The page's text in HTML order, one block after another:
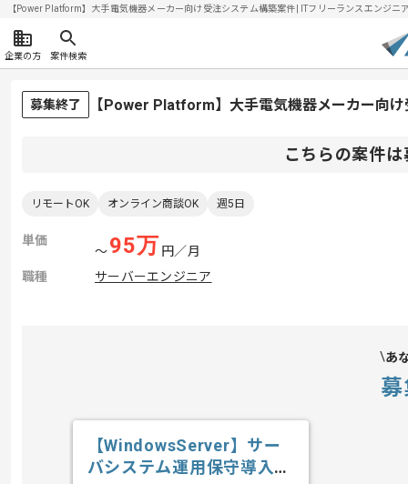
【Power Platform】大手電気機器メーカー向け受注システム構築案件| ITフリーランスエンジ
企業の方 案件検索
募集終了 【Power Platform】大手電気機器メーカー向
こちらの案件
リモートOK オンライン商談OK 週5日
単価
〜95万 円／月
職種
サーバーエンジニア
あ
【WindowsServer】サー
バシステム運用保守導入技